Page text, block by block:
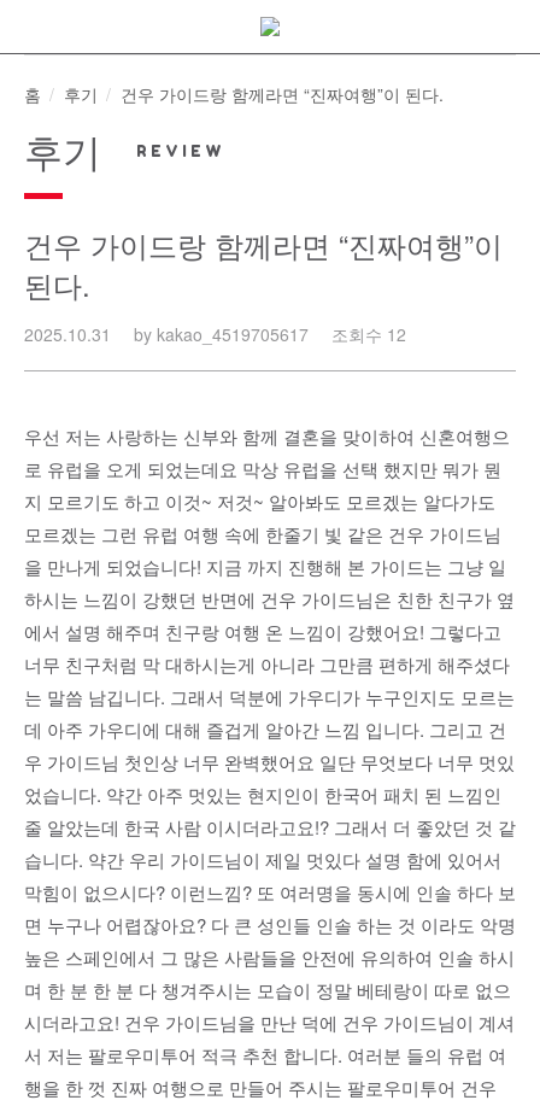
content
홈
후기 건우 가이드랑 함께라면 “진짜여행”이 된다.
후기
건우 가이드랑 함께라면 “진짜여행”이
된다.
2025.10.31 by kakao_4519705617 조회수 12
우선 저는 사랑하는 신부와 함께 결혼을 맞이하여 신혼여행으
로 유럽을 오게 되었는데요 막상 유럽을 선택 했지만 뭐가 뭔
지 모르기도 하고 이것~ 저것~ 알아봐도 모르겠는 알다가도
모르겠는 그런 유럽 여행 속에 한줄기 빛 같은 건우 가이드님
을 만나게 되었습니다! 지금 까지 진행해 본 가이드는 그냥 일
하시는 느낌이 강했던 반면에 건우 가이드님은 친한 친구가 옆
에서 설명 해주며 친구랑 여행 온 느낌이 강했어요! 그렇다고
너무 친구처럼 막 대하시는게 아니라 그만큼 편하게 해주셨다
는 말씀 남깁니다. 그래서 덕분에 가우디가 누구인지도 모르는
데 아주 가우디에 대해 즐겁게 알아간 느낌 입니다. 그리고 건
우 가이드님 첫인상 너무 완벽했어요 일단 무엇보다 너무 멋있
었습니다. 약간 아주 멋있는 현지인이 한국어 패치 된 느낌인
줄 알았는데 한국 사람 이시더라고요!? 그래서 더 좋았던 것 같
습니다. 약간 우리 가이드님이 제일 멋있다 설명 함에 있어서
막힘이 없으시다? 이런느낌? 또 여러명을 동시에 인솔 하다 보
면 누구나 어렵잖아요? 다 큰 성인들 인솔 하는 것 이라도 악명
높은 스페인에서 그 많은 사람들을 안전에 유의하여 인솔 하시
며 한 분 한 분 다 챙겨주시는 모습이 정말 베테랑이 따로 없으
시더라고요! 건우 가이드님을 만난 덕에 건우 가이드님이 계셔
서 저는 팔로우미투어 적극 추천 합니다. 여러분 들의 유럽 여
행을 한 껏 진짜 여행으로 만들어 주시는 팔로우미투어 건우